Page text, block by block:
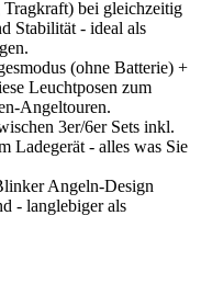
bei gleichzeitig
Stabilität - ideal als
(ohne Batterie) +
Leuchtposen zum
Angeltouren.
3er/6er Sets inkl.
Ladegerät - alles was Sie
Angeln-Design
- langlebiger als